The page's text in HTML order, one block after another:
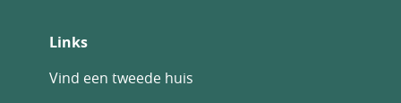
Links
Vind een tweede huis